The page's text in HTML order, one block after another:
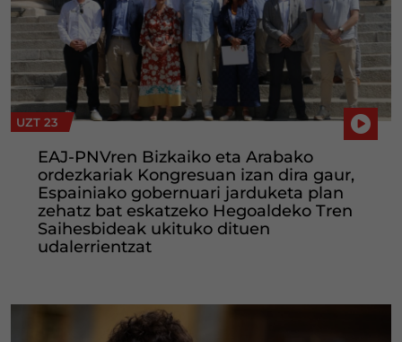
UZT 23
EAJ-PNVren Bizkaiko eta Arabako
ordezkariak Kongresuan izan dira gaur,
Espainiako gobernuari jarduketa plan
zehatz bat eskatzeko Hegoaldeko Tren
Saihesbideak ukituko dituen
udalerrientzat